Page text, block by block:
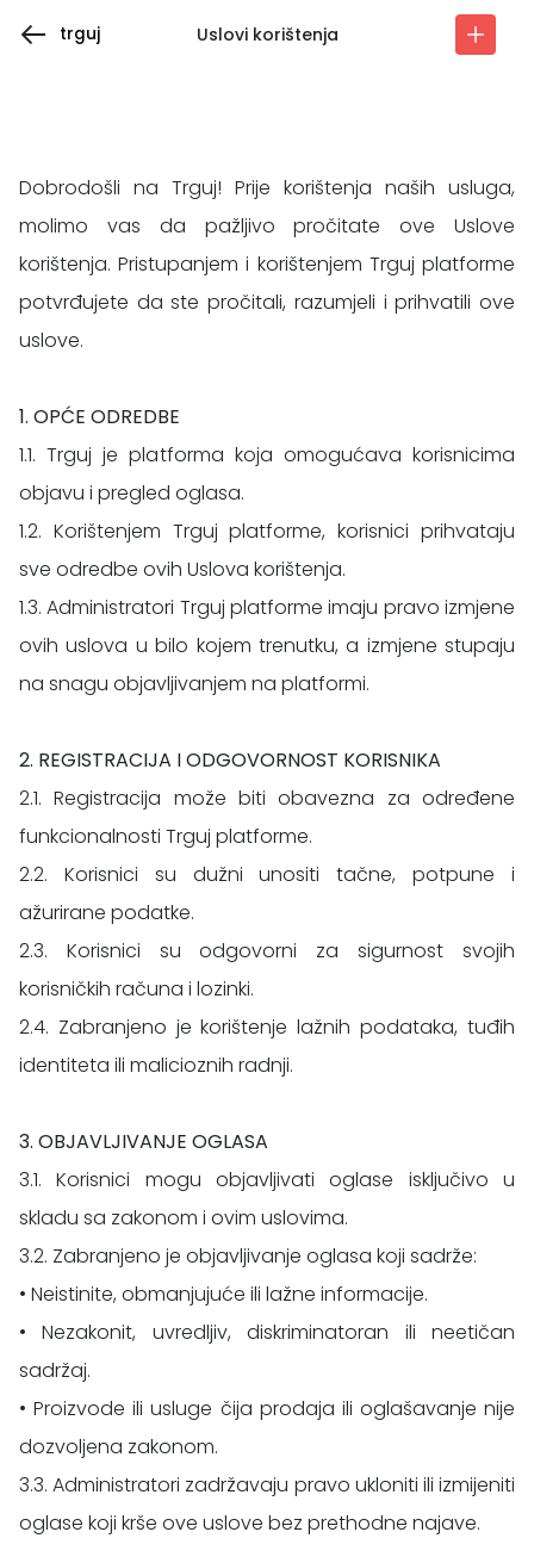
trguj Uslovi korištenja
Dobrodošli na Trguj! Prije korištenja naših usluga,
molimo vas da pažljivo pročitate ove Uslove
korištenja. Pristupanjem i korištenjem Trguj platforme
potvrđujete da ste pročitali, razumjeli i prihvatili ove
uslove.
1. OPĆE ODREDBE
1.1. Trguj je platforma koja omogućava korisnicima
objavu i pregled oglasa.
1.2. Korištenjem Trguj platforme, korisnici prihvataju
sve odredbe ovih Uslova korištenja.
1.3. Administratori Trguj platforme imaju pravo izmjene
ovih uslova u bilo kojem trenutku, a izmjene stupaju
na snagu objavljivanjem na platformi.
2. REGISTRACIJA I ODGOVORNOST KORISNIKA
2.1. Registracija može biti obavezna za određene
funkcionalnosti Trguj platforme.
2.2. Korisnici su dužni unositi tačne, potpune i
ažurirane podatke.
2.3. Korisnici su odgovorni za sigurnost svojih
korisničkih računa i lozinki.
2.4. Zabranjeno je korištenje lažnih podataka, tuđih
identiteta ili malicioznih radnji.
3. OBJAVLJIVANJE OGLASA
3.1. Korisnici mogu objavljivati oglase isključivo u
skladu sa zakonom i ovim uslovima.
3.2. Zabranjeno je objavljivanje oglasa koji sadrže:
• Neistinite, obmanjujuće ili lažne informacije.
• Nezakonit, uvredljiv, diskriminatoran ili neetičan
sadržaj.
• Proizvode ili usluge čija prodaja ili oglašavanje nije
dozvoljena zakonom.
3.3. Administratori zadržavaju pravo ukloniti ili izmijeniti
oglase koji krše ove uslove bez prethodne najave.